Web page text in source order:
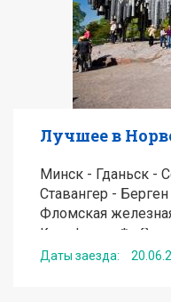
Получить
Лучшее в
Минск - Гданьск -
Ставангер -
Фломская
Кьесфоссен* -
Даты заезда: